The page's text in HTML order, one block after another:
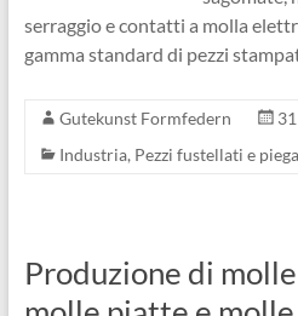
serraggio e contatti a molla
gamma standard di pezzi
Gutekunst Formfedern
Industria, Pezzi fustellati e
Produzione di